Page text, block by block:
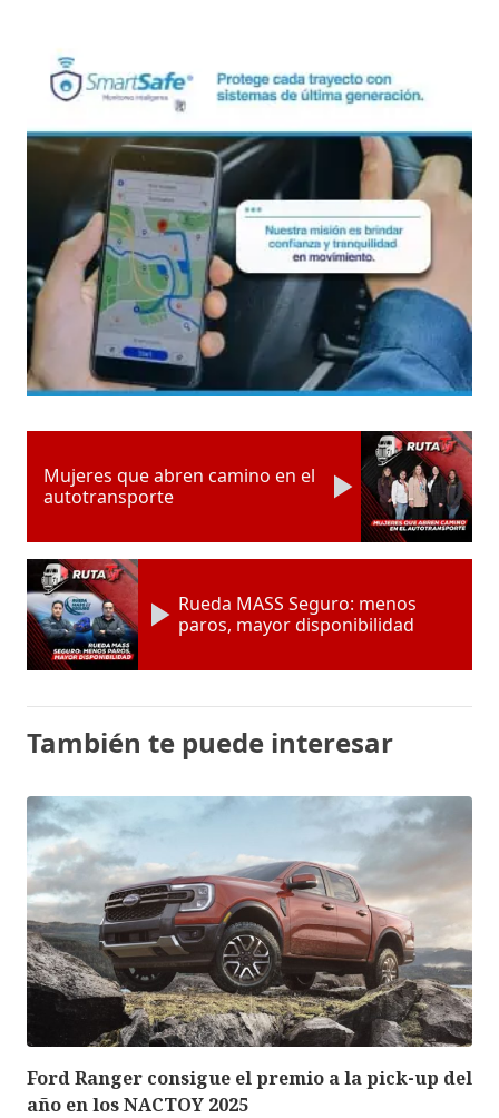
Mujeres que abren camino en el
autotransporte
Rueda MASS Seguro: menos
paros, mayor disponibilidad
También te puede interesar
Ford Ranger consigue el premio a la pick-up del
año en los NACTOY 2025